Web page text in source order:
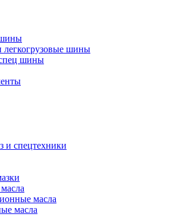
легкогрузовые шины
шины
и спецтехники
масла
масла